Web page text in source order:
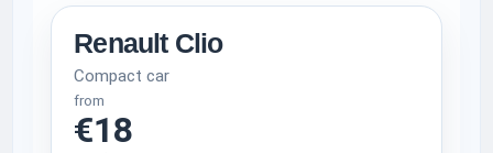
Renault Clio
Compact car
from
€18